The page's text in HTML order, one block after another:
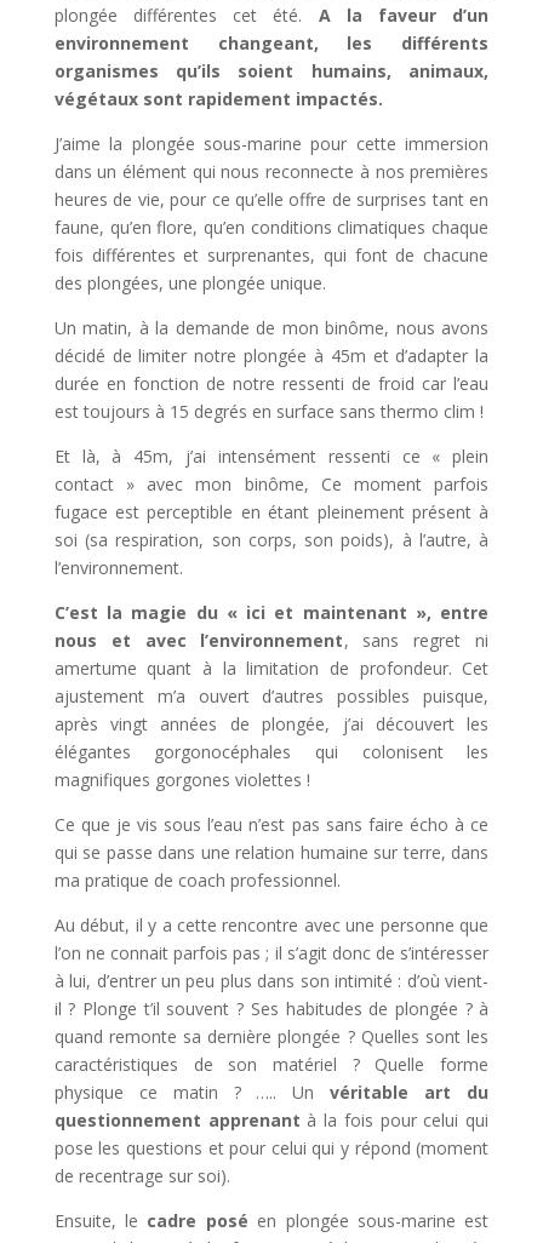
plongée différentes cet été. A la faveur d’un
environnement changeant, les différents
organismes qu’ils soient humains, animaux,
végétaux sont rapidement impactés.
J’aime la plongée sous-marine pour cette immersion
dans un élément qui nous reconnecte à nos premières
heures de vie, pour ce qu’elle offre de surprises tant en
faune, qu’en flore, qu’en conditions climatiques chaque
fois différentes et surprenantes, qui font de chacune
des plongées, une plongée unique.
Un matin, à la demande de mon binôme, nous avons
décidé de limiter notre plongée à 45m et d’adapter la
durée en fonction de notre ressenti de froid car l’eau
est toujours à 15 degrés en surface sans thermo clim !
Et là, à 45m, j’ai intensément ressenti ce « plein
contact » avec mon binôme, Ce moment parfois
fugace est perceptible en étant pleinement présent à
soi (sa respiration, son corps, son poids), à l’autre, à
l’environnement.
C’est la magie du « ici et maintenant », entre
nous et avec l’environnement, sans regret ni
amertume quant à la limitation de profondeur. Cet
ajustement m’a ouvert d’autres possibles puisque,
après vingt années de plongée, j’ai découvert les
élégantes gorgonocéphales qui colonisent les
magnifiques gorgones violettes !
Ce que je vis sous l’eau n’est pas sans faire écho à ce
qui se passe dans une relation humaine sur terre, dans
ma pratique de coach professionnel.
Au début, il y a cette rencontre avec une personne que
l’on ne connait parfois pas ; il s’agit donc de s’intéresser
à lui, d’entrer un peu plus dans son intimité : d’où vient-
il ? Plonge t’il souvent ? Ses habitudes de plongée ? à
quand remonte sa dernière plongée ? Quelles sont les
caractéristiques de son matériel ? Quelle forme
physique ce matin ? ….. Unvéritable art du
questionnement apprenant à la fois pour celui qui
pose les questions et pour celui qui y répond (moment
de recentrage sur soi).
Ensuite, le cadre posé en plongée sous-marine est